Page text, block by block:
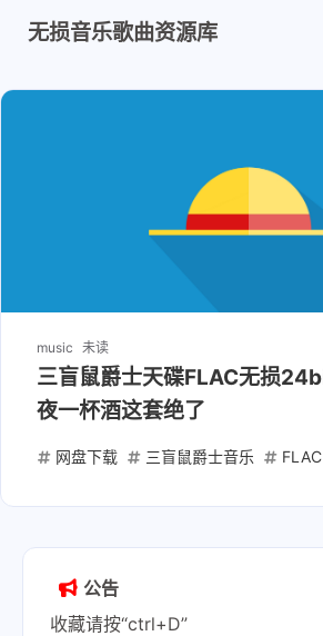
无损音乐歌曲资源库
music 未读
三盲鼠爵士天碟FLAC无损
夜一杯酒这套绝了
网盘下载 三盲鼠爵士音乐 FLAC
公告
收藏请按“ctrl+D”